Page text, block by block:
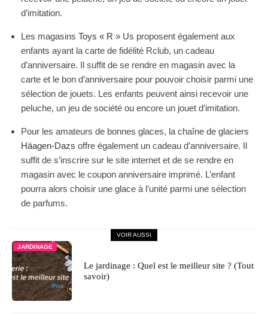
d’imitation.
Les magasins Toys « R » Us proposent également aux
enfants ayant la carte de fidélité Rclub, un cadeau
d’anniversaire. Il suffit de se rendre en magasin avec la
carte et le bon d’anniversaire pour pouvoir choisir parmi une
sélection de jouets. Les enfants peuvent ainsi recevoir une
peluche, un jeu de société ou encore un jouet d’imitation.
Pour les amateurs de bonnes glaces, la chaîne de glaciers
Häagen-Dazs offre également un cadeau d’anniversaire. Il
suffit de s’inscrire sur le site internet et de se rendre en
magasin avec le coupon anniversaire imprimé. L’enfant
pourra alors choisir une glace à l’unité parmi une sélection
de parfums.
VOIR AUSSI
JARDINAGE
Le jardinage : Quel est le meilleur site ? (Tout
savoir)